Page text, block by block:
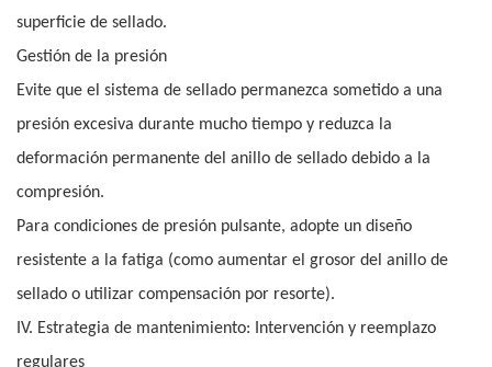
superficie de sellado.
Gestión de la presión
Evite que el sistema de sellado permanezca sometido a una
presión excesiva durante mucho tiempo y reduzca la
deformación permanente del anillo de sellado debido a la
compresión.
Para condiciones de presión pulsante, adopte un diseño
resistente a la fatiga (como aumentar el grosor del anillo de
sellado o utilizar compensación por resorte).
IV. Estrategia de mantenimiento: Intervención y reemplazo
regulares